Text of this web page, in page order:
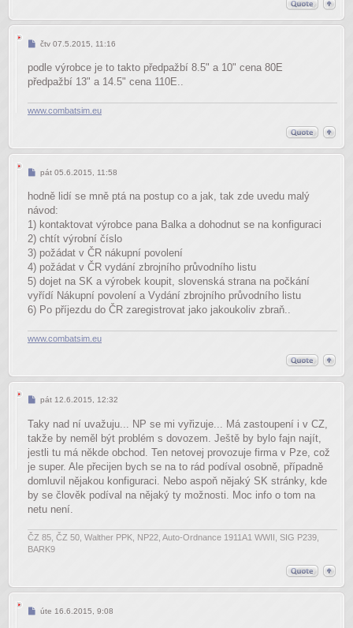
Příspěvek
čtv 07.5.2015, 11:16
podle výrobce je to takto předpažbí 8.5" a 10" cena 80E
předpažbí 13" a 14.5" cena 110E..
www.combatsim.eu
Příspěvek
pát 05.6.2015, 11:58
hodně lidí se mně ptá na postup co a jak, tak zde uvedu malý
návod:
1) kontaktovat výrobce pana Balka a dohodnut se na konfiguraci
2) chtít výrobní číslo
3) požádat v ČR nákupní povolení
4) požádat v ČR vydání zbrojního průvodního listu
5) dojet na SK a výrobek koupit, slovenská strana na počkání
vyřídí Nákupní povolení a Vydání zbrojního průvodního listu
6) Po příjezdu do ČR zaregistrovat jako jakoukoliv zbraň..
www.combatsim.eu
Příspěvek
pát 12.6.2015, 12:32
Taky nad ní uvažuju... NP se mi vyřizuje... Má zastoupení i v CZ,
takže by neměl být problém s dovozem. Ještě by bylo fajn najít,
jestli tu má někde obchod. Ten netovej provozuje firma v Pze, což
je super. Ale přecijen bych se na to rád podíval osobně, případně
domluvil nějakou konfiguraci. Nebo aspoň nějaký SK stránky, kde
by se člověk podíval na nějaký ty možnosti. Moc info o tom na
netu není.
ČZ 85, ČZ 50, Walther PPK, NP22, Auto-Ordnance 1911A1 WWII, SIG P239,
BARK9
Příspěvek
úte 16.6.2015, 9:08